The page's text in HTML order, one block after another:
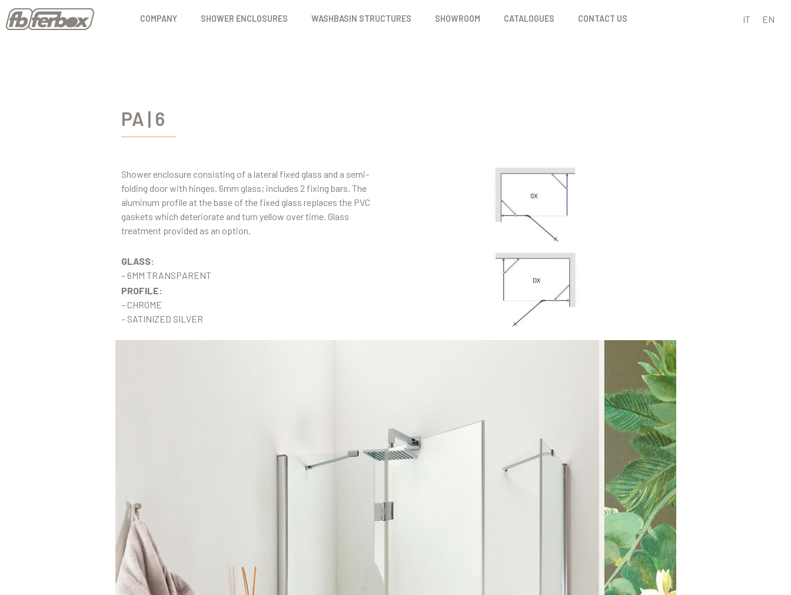
COMPANY SHOWER ENCLOSURES WASHBASIN STRUCTURES SHOWROOM CATALOGUES CONTACT US IT EN
PA | 6
Shower enclosure consisting of a lateral fixed glass and a semi-
folding door with hinges. 6mm glass; includes 2 fixing bars. The
aluminum profile at the base of the fixed glass replaces the PVC
gaskets which deteriorate and turn yellow over time. Glass
treatment provided as an option.
GLASS:
– 6MM TRANSPARENT
PROFILE:
– CHROME
– SATINIZED SILVER